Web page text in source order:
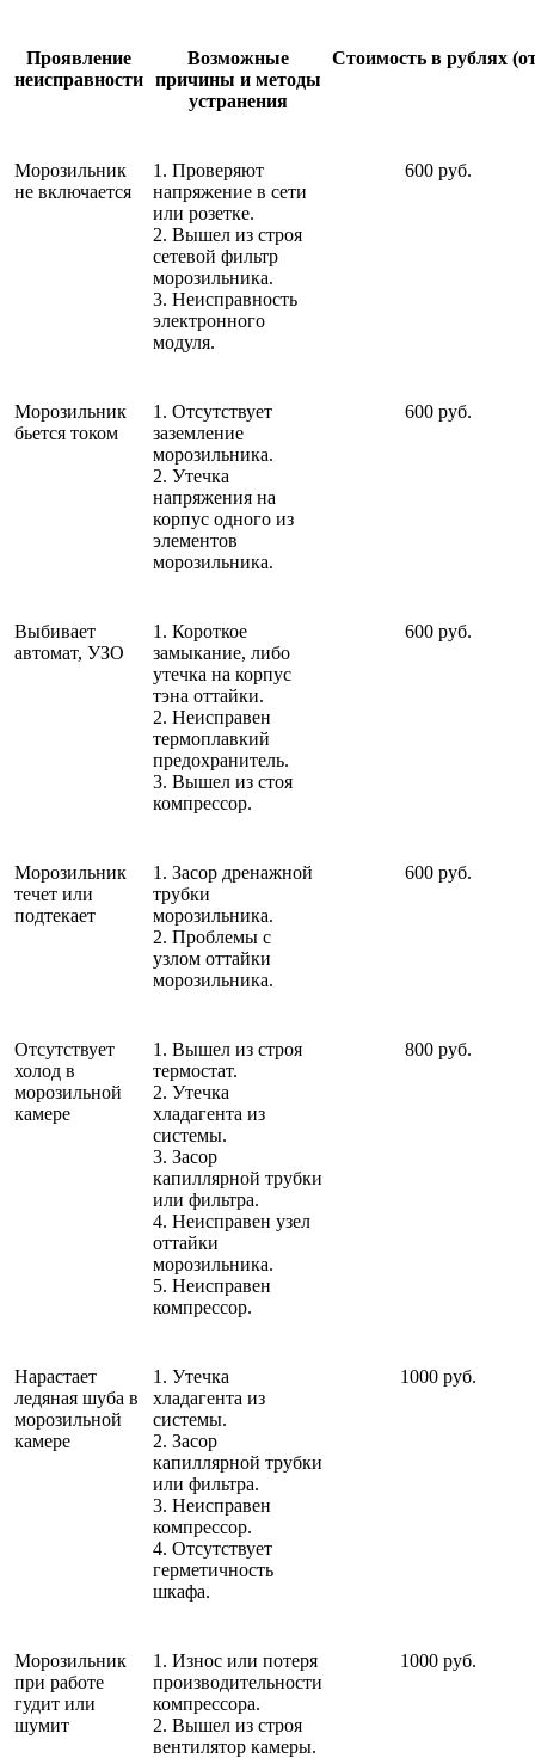
Проявление
неисправности
Возможные
причины и методы
устранения
Стоимость в рублях
Морозильник
не включается
1. Проверяют
напряжение в сети
или розетке.
2. Вышел из строя
сетевой фильтр
морозильника.
3. Неисправность
электронного
модуля.
600 руб.
Морозильник
бьется током
1. Отсутствует
заземление
морозильника.
2. Утечка
напряжения на
корпус одного из
элементов
морозильника.
600 руб.
Выбивает
автомат, УЗО
1. Короткое
замыкание, либо
утечка на корпус
тэна оттайки.
2. Неисправен
термоплавкий
предохранитель.
3. Вышел из стоя
компрессор.
600 руб.
Морозильник
течет или
подтекает
1. Засор дренажной
трубки
морозильника.
2. Проблемы с
узлом оттайки
морозильника.
600 руб.
Отсутствует
холод в
морозильной
камере
1. Вышел из строя
термостат.
2. Утечка
хладагента из
системы.
3. Засор
капиллярной трубки
или фильтра.
4. Неисправен узел
оттайки
морозильника.
5. Неисправен
компрессор.
800 руб.
Нарастает
ледяная шуба в
морозильной
камере
1. Утечка
хладагента из
системы.
2. Засор
капиллярной трубки
или фильтра.
3. Неисправен
компрессор.
4. Отсутствует
герметичность
шкафа.
1000 руб.
Морозильник
при работе
гудит или
шумит
1. Износ или потеря
производительности
компрессора.
2. Вышел из строя
вентилятор камеры.
1000 руб.